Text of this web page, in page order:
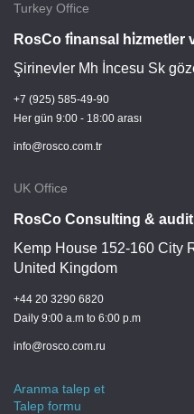
Turkey Office
RosCo fi̇nansal hi̇zmetler
Şirinevler Mh İncesu Sk
+7 (925) 585-49-90
Her gün 9:00 - 18:00 arası
info@rosco.com.tr
UK Office
RosCo Consulting & audit
Kemp House 152-160 City
United Kingdom
+44 20 3290 6820
Daily 9:00 a.m to 6:00 p.m
info@rosco.com.ru
Aranma talep et
Talep formu